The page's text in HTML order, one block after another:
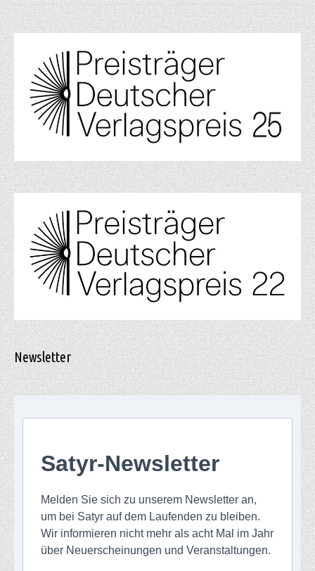
Newsletter
Satyr-Newsletter
Melden Sie sich zu unserem Newsletter an,
um bei Satyr auf dem Laufenden zu bleiben.
Wir informieren nicht mehr als acht Mal im Jahr
über Neuerscheinungen und Veranstaltungen.